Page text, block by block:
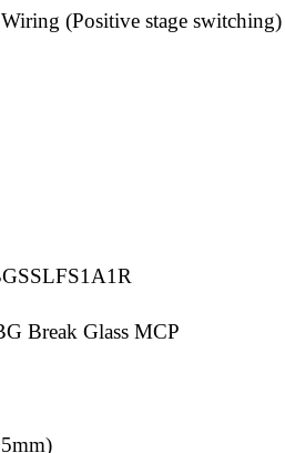
(Positive stage switching)
Break Glass MCP